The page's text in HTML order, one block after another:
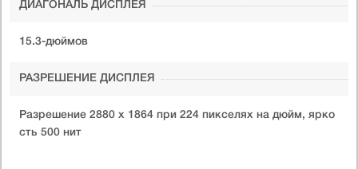
ДИАГОНАЛЬ ДИСПЛЕЯ
15.3-дюймов
РАЗРЕШЕНИЕ ДИСПЛЕЯ
Разрешение 2880 x 1864 при 224 пикселях на дюйм, ярко
сть 500 нит